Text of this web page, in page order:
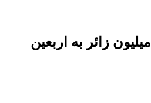
پیش‌بینی تشرف ۵ میلیون زائر به اربعین